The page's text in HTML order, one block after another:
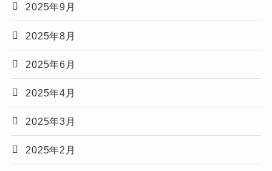
2025年9月
2025年8月
2025年6月
2025年4月
2025年3月
2025年2月